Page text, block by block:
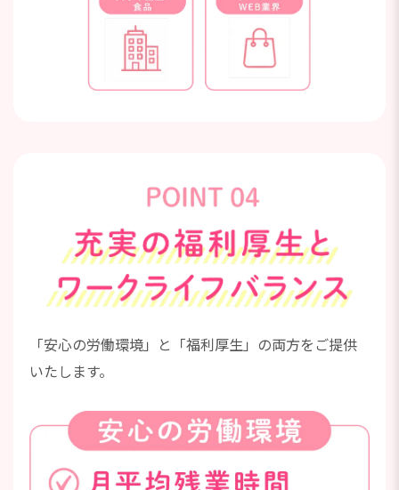
「安心の労働環境」と「福利厚生」の両方をご提供
いたします。